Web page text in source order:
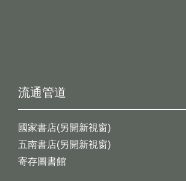
流通管道
國家書店(另開新視窗)
五南書店(另開新視窗)
寄存圖書館